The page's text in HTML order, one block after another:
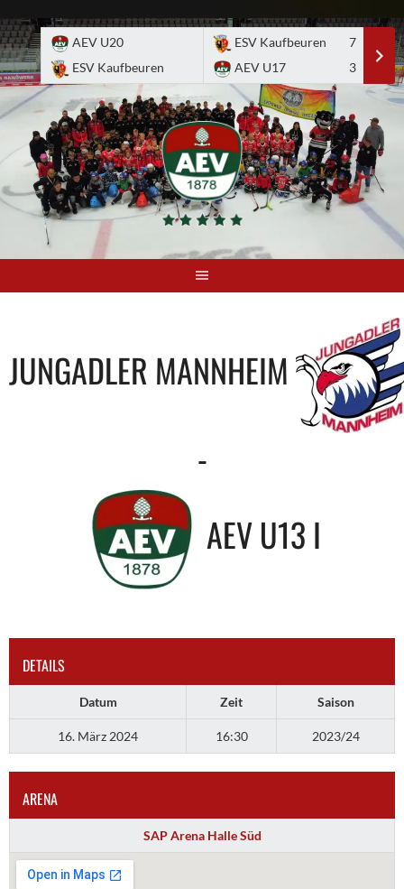
to
content
AEV U20
ESV Kaufbeuren
ESV Kaufbeuren
7
AEV U17
3
JUNGADLER MANNHEIM
-
AEV U13 I
DETAILS
Datum Zeit Saison
16. März 2024 16:30 2023/24
ARENA
SAP Arena Halle Süd